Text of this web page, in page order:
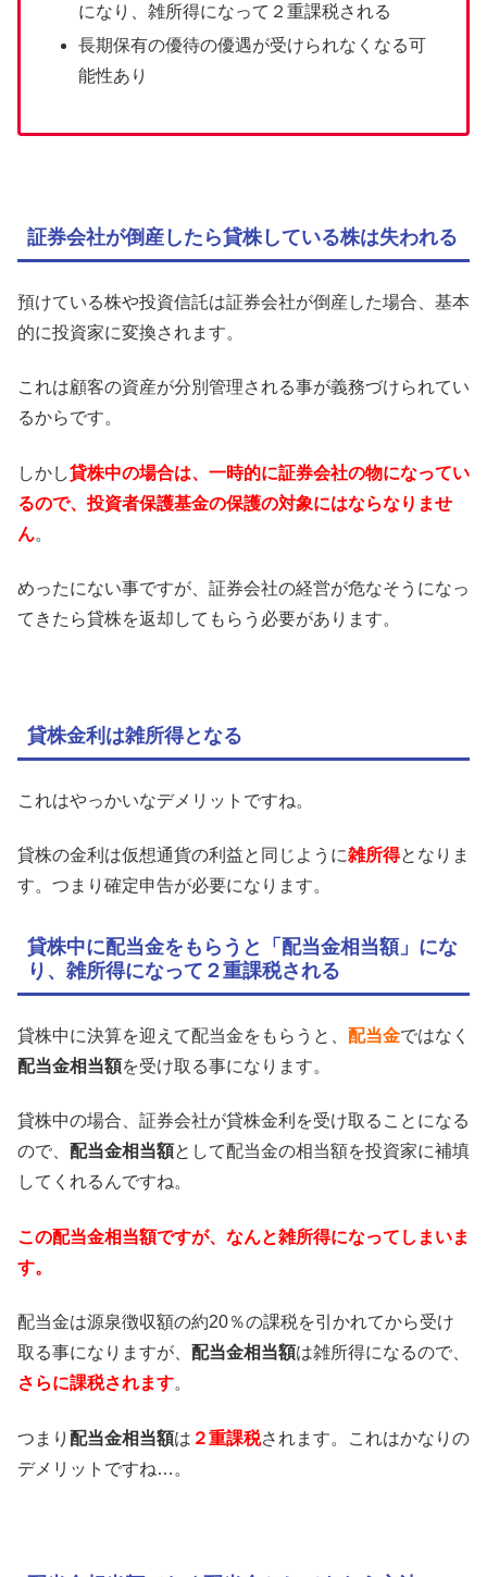
になり、雑所得になって２重課税される
長期保有の優待の優遇が受けられなくなる可
能性あり
証券会社が倒産したら貸株している株は失われる
預けている株や投資信託は証券会社が倒産した場合、基本
的に投資家に変換されます。
これは顧客の資産が分別管理される事が義務づけられてい
るからです。
しかし貸株中の場合は、一時的に証券会社の物になってい
るので、投資者保護基金の保護の対象にはならなりませ
ん。
めったにない事ですが、証券会社の経営が危なそうになっ
てきたら貸株を返却してもらう必要があります。
貸株金利は雑所得となる
これはやっかいなデメリットですね。
貸株の金利は仮想通貨の利益と同じように雑所得となりま
す。つまり確定申告が必要になります。
貸株中に配当金をもらうと「配当金相当額」にな
り、雑所得になって２重課税される
貸株中に決算を迎えて配当金をもらうと、 配当金ではなく
配当金相当額を受け取る事になります。
貸株中の場合、証券会社が貸株金利を受け取ることになる
ので、 配当金相当額として配当金の相当額を投資家に補填
してくれるんですね。
この配当金相当額ですが、なんと雑所得になってしまいま
す。
配当金は源泉徴収額の約20％の課税を引かれてから受け
取る事になりますが、 配当金相当額は雑所得になるので、
さらに課税されます。
つまり 配当金相当額は ２重課税されます。これはかなりの
デメリットですね…。